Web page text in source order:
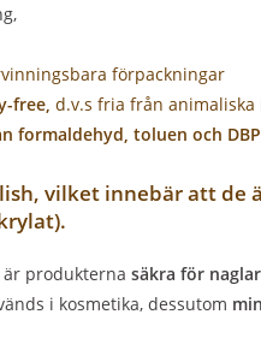
förpackningar
free, d.v.s fria från
formaldehyd, toluen och
vilket innebär attde
produkterna säkra för
i kosmetika, dessutom